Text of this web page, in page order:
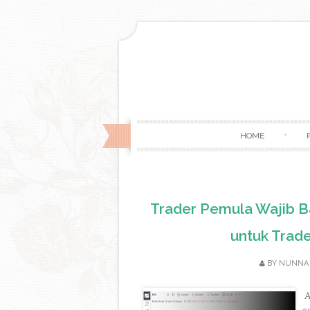
HOME
Trader Pemula Wajib
untuk
BY NUNNA